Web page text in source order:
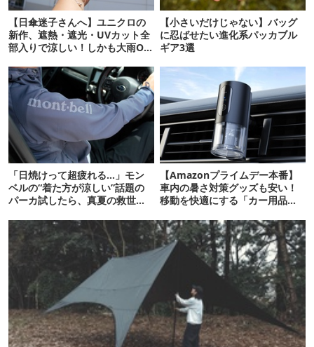
【日傘迷子さんへ】ユニクロの
新作、遮熱・遮光・UVカット全
部入りで涼しい！しかも大雨OK
【小さいだけじゃない】バッグ
に忍ばせたい進化系パッカブル
ギア3選
「日焼けって超疲れる…」モン
ベルの“着た方が涼しい”話題の
パーカ試したら、真夏の救世主
【Amazonプライムデー本番】
車内の暑さ対策グッズも安い！
移動を快適にする「カー用品」